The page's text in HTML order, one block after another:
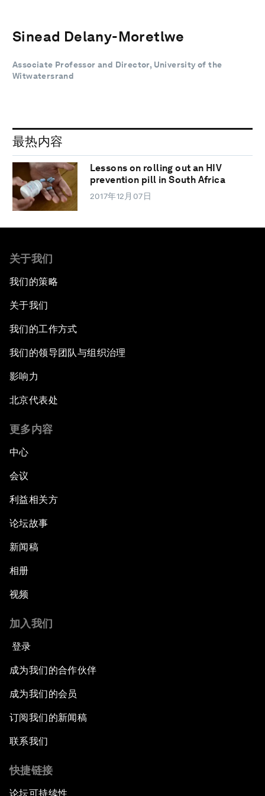
Sinead Delany-Moretlwe
Associate Professor and Director, University of the
Witwatersrand
最热内容
Lessons on rolling out an HIV
prevention pill in South Africa
2017年12月07日
关于我们
我们的策略
关于我们
我们的工作方式
我们的领导团队与组织治理
影响力
北京代表处
更多内容
中心
会议
利益相关方
论坛故事
新闻稿
相册
视频
加入我们
登录
成为我们的合作伙伴
成为我们的会员
订阅我们的新闻稿
联系我们
快捷链接
论坛可持续性